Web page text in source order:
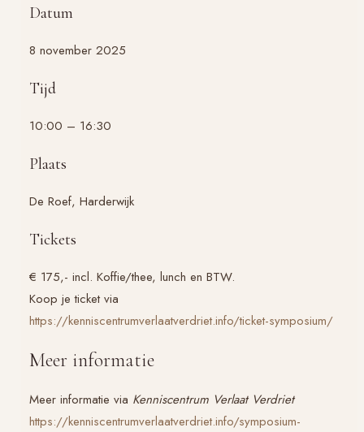
Datum
8 november 2025
Tijd
10:00 – 16:30
Plaats
De Roef, Harderwijk
Tickets
€ 175,- incl. Koffie/thee, lunch en BTW.
Koop je ticket via
https://kenniscentrumverlaatverdriet.info/ticket-symposium/
Meer informatie
Meer informatie via Kenniscentrum Verlaat Verdriet
https://kenniscentrumverlaatverdriet.info/symposium-